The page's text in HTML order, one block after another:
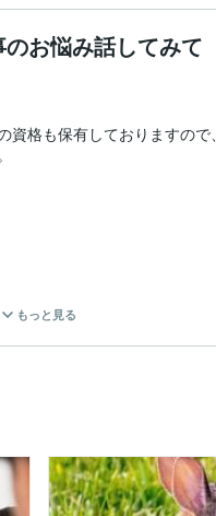
お悩み話してみて
格も保有しておりますので、
もっと見る